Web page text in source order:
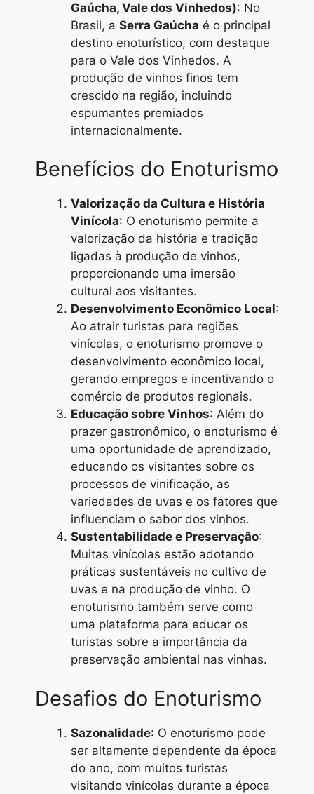
Gaúcha, Vale dos Vinhedos): No
Brasil, a Serra Gaúcha é o principal
destino enoturístico, com destaque
para o Vale dos Vinhedos. A
produção de vinhos finos tem
crescido na região, incluindo
espumantes premiados
internacionalmente.
Benefícios do Enoturismo
Valorização da Cultura e História
Vinícola: O enoturismo permite a
valorização da história e tradição
ligadas à produção de vinhos,
proporcionando uma imersão
cultural aos visitantes.
Desenvolvimento Econômico Local:
Ao atrair turistas para regiões
vinícolas, o enoturismo promove o
desenvolvimento econômico local,
gerando empregos e incentivando o
comércio de produtos regionais.
Educação sobre Vinhos: Além do
prazer gastronômico, o enoturismo é
uma oportunidade de aprendizado,
educando os visitantes sobre os
processos de vinificação, as
variedades de uvas e os fatores que
influenciam o sabor dos vinhos.
Sustentabilidade e Preservação:
Muitas vinícolas estão adotando
práticas sustentáveis no cultivo de
uvas e na produção de vinho. O
enoturismo também serve como
uma plataforma para educar os
turistas sobre a importância da
preservação ambiental nas vinhas.
Desafios do Enoturismo
Sazonalidade: O enoturismo pode
ser altamente dependente da época
do ano, com muitos turistas
visitando vinícolas durante a época